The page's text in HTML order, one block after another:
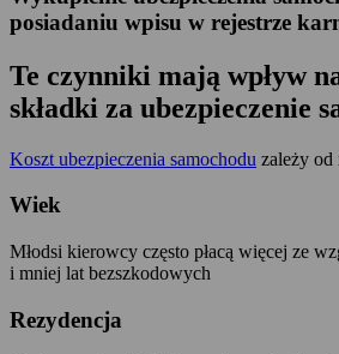
posiadaniu wpisu w rejestrze
Te czynniki mają wpływ
składki za ubezpieczenie
Koszt ubezpieczenia samochodu zależy
Wiek
Młodsi kierowcy często płacą więcej ze
i mniej lat bezszkodowych
Rezydencja